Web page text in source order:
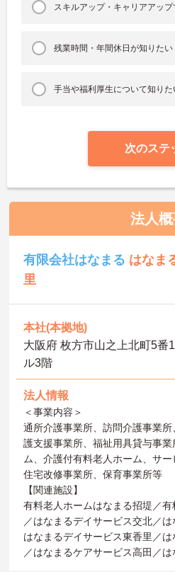
スキルアップ・キャリアアッ
残業時間・年間休日が知りたい
手当や福利厚生について知りた
次のステ
法人
有限会社はなまる はなま
里
本社(本拠地)
大阪府 枚方市山之上北町5番
ル3階
法人情報
＜事業内容＞
通所介護事業所、訪問介護事業
護支援事業所、福祉用具貸与事
ム、介護付有料老人ホーム、サー
住宅改修事業所、保育事業所等
【関連施設】
有料老人ホームはなまる招堤／
／はなまるデイサービス交北／
はなまるデイサービス東香里／
／はなまるケアサービス高田／